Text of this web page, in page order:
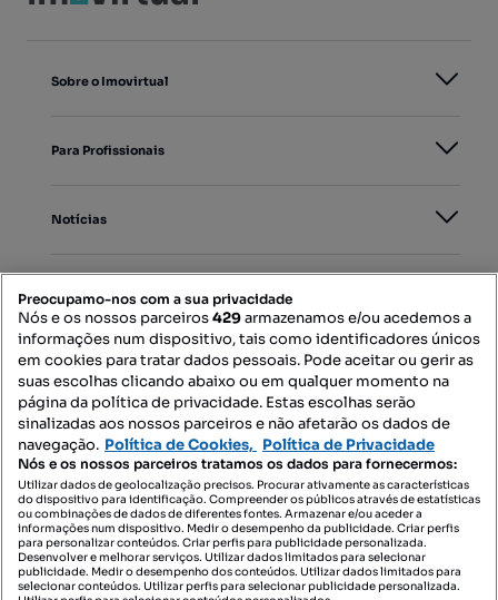
Sobre o Imovirtual
Para Profissionais
Notícias
Mapa do Site
Contacte-nos
SIGA-NOS:
DESCARREGAR NA:
Preocupamo-nos com a sua privacidade
Nós e os nossos parceiros429armazenamos e/ou acedemos a
informações num dispositivo, tais como identificadores únicos
em cookies para tratar dados pessoais. Pode aceitar ou gerir as
suas escolhas clicando abaixo ou em qualquer momento na
página da política de privacidade. Estas escolhas serão
sinalizadas aos nossos parceiros e não afetarão os dados de
navegação. Política de Cookies, Política de Privacidade
Nós e os nossos parceiros tratamos os dados para fornecermos:
Utilizar dados de geolocalização precisos. Procurar ativamente as características
do dispositivo para identificação. Compreender os públicos através de estatísticas
ou combinações de dados de diferentes fontes. Armazenar e/ou aceder a
informações num dispositivo. Medir o desempenho da publicidade. Criar perfis
para personalizar conteúdos. Criar perfis para publicidade personalizada.
Desenvolver e melhorar serviços. Utilizar dados limitados para selecionar
publicidade. Medir o desempenho dos conteúdos. Utilizar dados limitados para
selecionar conteúdos. Utilizar perfis para selecionar publicidade personalizada.